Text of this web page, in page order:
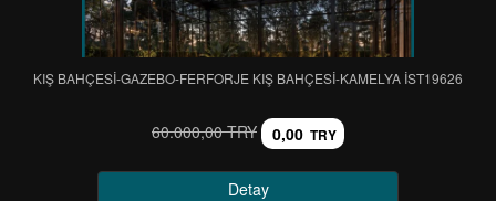
KIŞ BAHÇESİ-GAZEBO-FERFORJE KIŞ BAHÇESİ-KAMELYA IST19626
60.000,00 TRY 0,00 TRY
Detay